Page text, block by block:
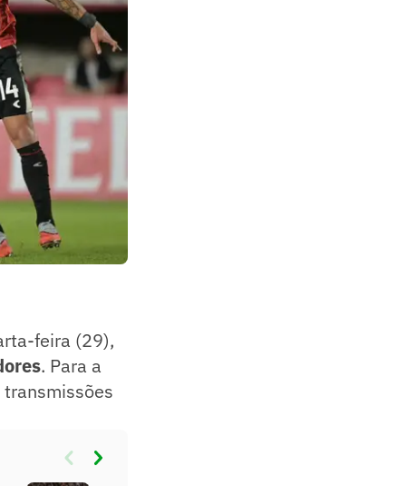
feira (29),
. Para a